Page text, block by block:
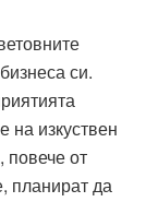
си.
на изкуствен
повече от
планират да